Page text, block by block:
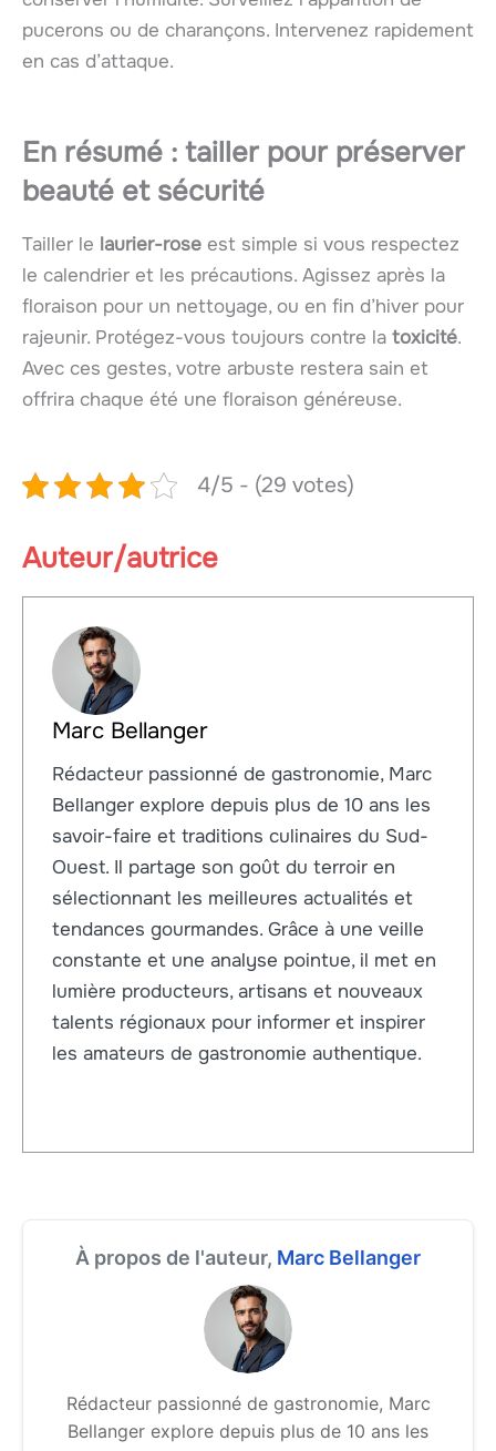
pucerons ou de charançons. Intervenez rapidement
en cas d’attaque.
En résumé : tailler pour préserver
beauté et sécurité
Tailler le laurier-rose est simple si vous respectez
le calendrier et les précautions. Agissez après la
floraison pour un nettoyage, ou en fin d’hiver pour
rajeunir. Protégez-vous toujours contre la toxicité.
Avec ces gestes, votre arbuste restera sain et
offrira chaque été une floraison généreuse.
4/5 - (29 votes)
Auteur/autrice
Marc Bellanger
Rédacteur passionné de gastronomie, Marc
Bellanger explore depuis plus de 10 ans les
savoir-faire et traditions culinaires du Sud-
Ouest. Il partage son goût du terroir en
sélectionnant les meilleures actualités et
tendances gourmandes. Grâce à une veille
constante et une analyse pointue, il met en
lumière producteurs, artisans et nouveaux
talents régionaux pour informer et inspirer
les amateurs de gastronomie authentique.
À propos de l'auteur, Marc Bellanger
Rédacteur passionné de gastronomie, Marc
Bellanger explore depuis plus de 10 ans les